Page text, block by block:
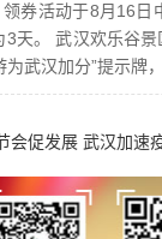
券活动于8月16
天。 武汉欢乐谷
武汉加分”提示牌
会促发展 武汉加速